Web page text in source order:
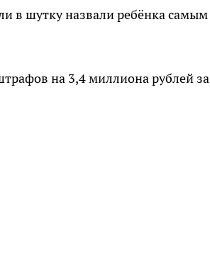
в шутку назвали ребёнка самым
на 3,4 миллиона рублей за